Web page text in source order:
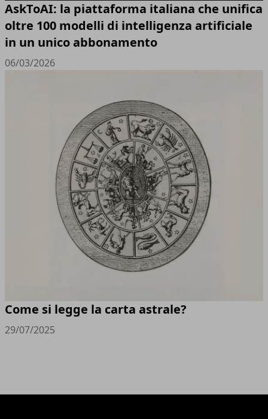
AskToAI: la piattaforma italiana che unifica
oltre 100 modelli di intelligenza artificiale
in un unico abbonamento
06/03/2026
Come si legge la carta astrale?
29/07/2025